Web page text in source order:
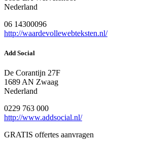
Nederland
06 14300096
http://waardevollewebteksten.nl/
Add Social
De Corantijn 27F
1689 AN Zwaag
Nederland
0229 763 000
http://www.addsocial.nl/
GRATIS offertes aanvragen